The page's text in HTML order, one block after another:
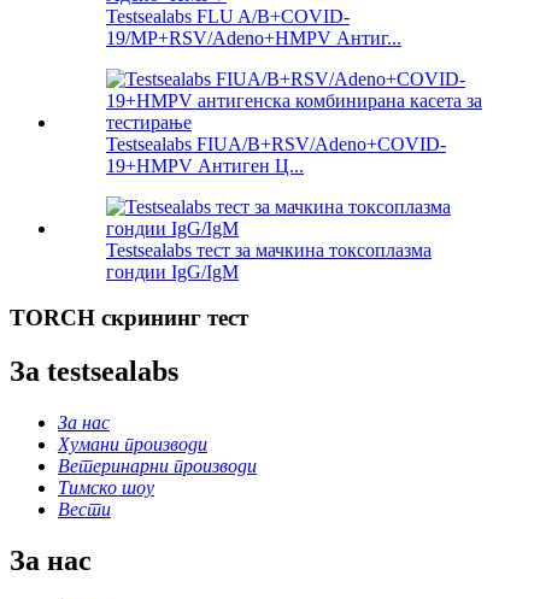
Testsealabs FLU A/B+COVID-
19/MP+RSV/Adeno+HMPV Антиг...
Testsealabs FIUA/B+RSV/Adeno+COVID-
19+HMPV Антиген Ц...
Testsealabs тест за мачкина токсоплазма
гондии IgG/IgM
TORCH скрининг тест
За testsealabs
За нас
Хумани производи
Ветеринарни производи
Тимско шоу
Вести
За нас